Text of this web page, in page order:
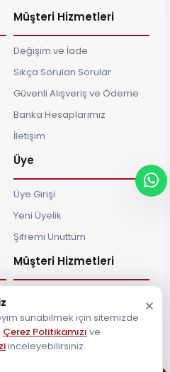
Müşteri Hizmetleri
Değişim ve İade
Sıkça Sorulan Sorular
Güvenli Alışveriş ve Ödeme
Banka Hesaplarımız
İletişim
Üye
Üye Girişi
Yeni Üyelik
Şifremi Unuttum
Müşteri Hizmetleri
Müşteri Destek Hattı
sunabilmek için sitemizde
Çerez Politikamızı ve
inceleyebilirsiniz.